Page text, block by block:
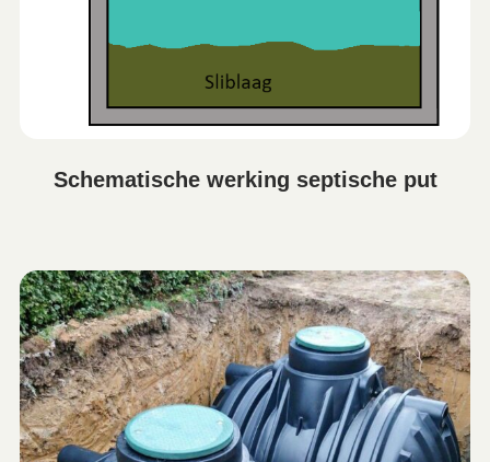
Schematische werking septische put